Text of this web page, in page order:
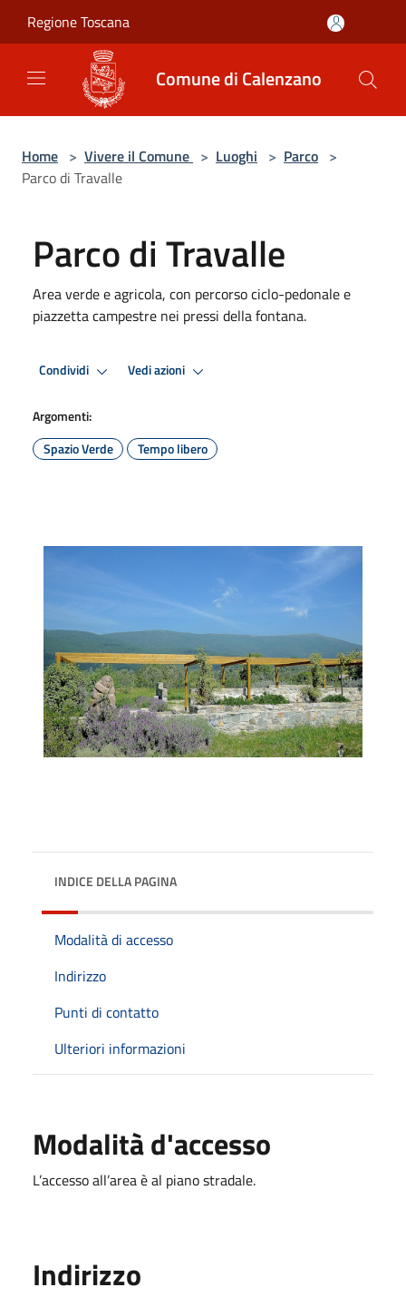
Regione Toscana
Comune di Calenzano
Home > Vivere il Comune > Luoghi > Parco >
Parco di Travalle
Parco di Travalle
Area verde e agricola, con percorso ciclo-pedonale e
piazzetta campestre nei pressi della fontana.
Condividi Vedi azioni
Argomenti:
Spazio Verde
Tempo libero
INDICE DELLA PAGINA
Modalità di accesso
Indirizzo
Punti di contatto
Ulteriori informazioni
Modalità d'accesso
L’accesso all’area è al piano stradale.
Indirizzo